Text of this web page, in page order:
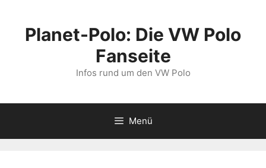
springenPlanet-Polo: Die VW Polo
Fanseite
Infos rund um den VW Polo
Menü